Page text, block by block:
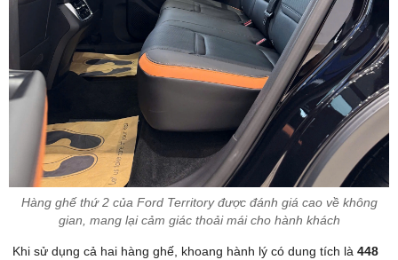
Hàng ghế thứ 2 của Ford Territory được đánh giá cao về không
gian, mang lại cảm giác thoải mái cho hành khách
Khi sử dụng cả hai hàng ghế, khoang hành lý có dung tích là 448